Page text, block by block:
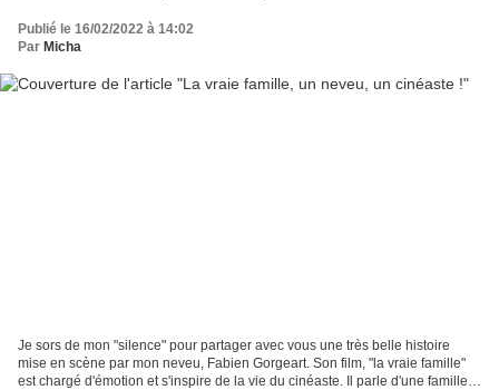
Publié le 16/02/2022 à 14:02
Par Micha
Je sors de mon "silence" pour partager avec vous une très belle histoire
mise en scène par mon neveu, Fabien Gorgeart. Son film, "la vraie famille"
est chargé d'émotion et s'inspire de la vie du cinéaste. Il parle d'une famille